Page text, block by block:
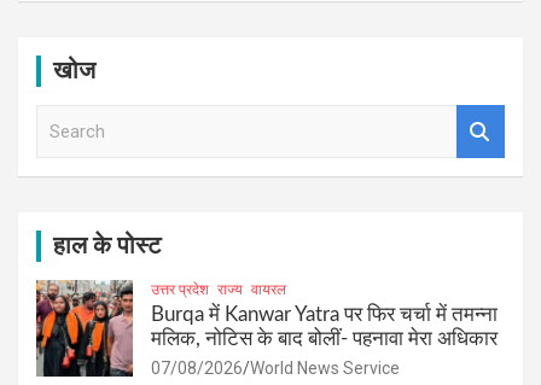
खोज
हाल के पोस्ट
उत्तर प्रदेश राज्य वायरल
Burqa में Kanwar Yatra पर फिर चर्चा में तमन्ना
मलिक, नोटिस के बाद बोलीं- पहनावा मेरा अधिकार
07/08/2026 World News Service